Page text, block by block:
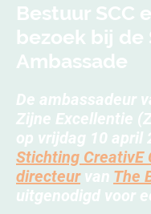
Bestuur SCC
bezoek bij de
Ambassade
De ambassadeur
Zijne Excellentie
op vrijdag 10 april
Stichting CreativE
directeurvan The
uitgenodigd voor